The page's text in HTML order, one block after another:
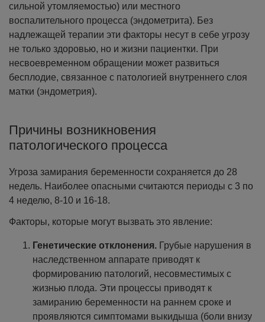
сильной утомляемостью) или местного
воспалительного процесса (эндометрита). Без
надлежащей терапии эти факторы несут в себе угрозу
не только здоровью, но и жизни пациентки. При
несвоевременном обращении может развиться
бесплодие, связанное с патологией внутреннего слоя
матки (эндометрия).
Причины возникновения
патологического процесса
Угроза замирания беременности сохраняется до 28
недель. Наиболее опасными считаются периоды с 3 по
4 неделю, 8-10 и 16-18.
Факторы, которые могут вызвать это явление:
Генетические отклонения. Грубые нарушения в
наследственном аппарате приводят к
формированию патологий, несовместимых с
жизнью плода. Эти процессы приводят к
замиранию беременности на раннем сроке и
проявляются симптомами выкидыша (боли внизу